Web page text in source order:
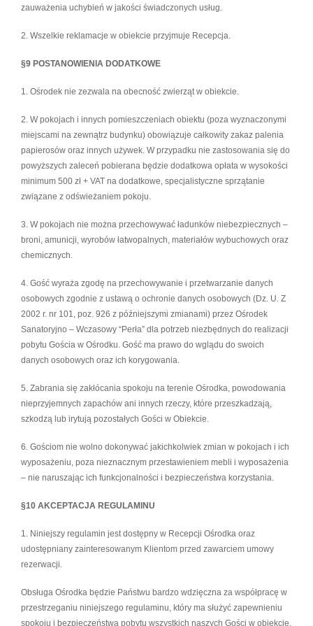
zauważenia uchybień w jakości świadczonych usług.
2. Wszelkie reklamacje w obiekcie przyjmuje Recepcja.
§9 POSTANOWIENIA DODATKOWE
1. Ośrodek nie zezwala na obecność zwierząt w obiekcie.
2. W pokojach i innych pomieszczeniach obiektu (poza wyznaczonymi
miejscami na zewnątrz budynku) obowiązuje całkowity zakaz palenia
papierosów oraz innych używek. W przypadku nie zastosowania się do
powyższych zaleceń pobierana będzie dodatkowa opłata w wysokości
minimum 500 zł + VAT na dodatkowe, specjalistyczne sprzątanie
związane z odświeżaniem pokoju.
3. W pokojach nie można przechowywać ładunków niebezpiecznych –
broni, amunicji, wyrobów łatwopalnych, materiałów wybuchowych oraz
chemicznych.
4. Gość wyraża zgodę na przechowywanie i przetwarzanie danych
osobowych zgodnie z ustawą o ochronie danych osobowych (Dz. U. Z
2002 r. nr 101, poz. 926 z późniejszymi zmianami) przez Ośrodek
Sanatoryjno – Wczasowy “Perła” dla potrzeb niezbędnych do realizacji
pobytu Gościa w Ośrodku. Gość ma prawo do wglądu do swoich
danych osobowych oraz ich korygowania.
5. Zabrania się zakłócania spokoju na terenie Ośrodka, powodowania
nieprzyjemnych zapachów ani innych rzeczy, które przeszkadzają,
szkodzą lub irytują pozostałych Gości w Obiekcie.
6. Gościom nie wolno dokonywać jakichkolwiek zmian w pokojach i ich
wyposażeniu, poza nieznacznym przestawieniem mebli i wyposażenia
– nie naruszając ich funkcjonalności i bezpieczeństwa korzystania.
§10 AKCEPTACJA REGULAMINU
1. Niniejszy regulamin jest dostępny w Recepcji Ośrodka oraz
udostępniany zainteresowanym Klientom przed zawarciem umowy
rezerwacji.
Obsługa Ośrodka będzie Państwu bardzo wdzięczna za współpracę w
przestrzeganiu niniejszego regulaminu, który ma służyć zapewnieniu
spokoju i bezpieczeństwa pobytu wszystkich naszych Gości w obiekcie.